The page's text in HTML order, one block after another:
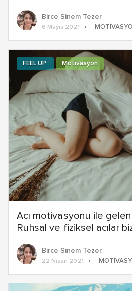
Birce Sinem Tezer
6 Mayıs 2021
Acı motivasyonu ile
Ruhsal ve fiziksel acılar
FEEL UP Motivasyon
Birce Sinem Tezer
22 Nisan 2021